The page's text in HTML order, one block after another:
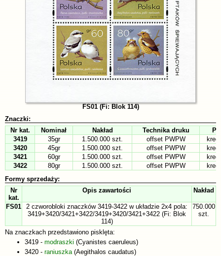
FS01 (Fi: Blok 114)
Znaczki:
Nr kat.
Nominał Nakład Technika druku
3419
35gr 1.500.000 szt. offset PWPW
3420
45gr 1.500.000 szt. offset PWPW
3421
60gr 1.500.000 szt. offset PWPW
3422
80gr 1.500.000 szt. offset PWPW
Formy sprzedaży:
Nr
kat.
Opis zawartości Nakład
FS01
2 czworobloki znaczków 3419-3422 w układzie 2x4 pola:
3419+3420/3421+3422/3419+3420/3421+3422 (Fi: Blok
114)
750.000
szt.
Na znaczkach przedstawiono pisklęta:
3419 - modraszki (Cyanistes caeruleus)
3420 - raniuszka (Aegithalos caudatus)